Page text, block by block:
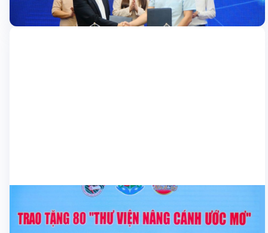
tác này tập trung vào triển khai các giải pháp tiên tiến trong lĩnh
vực Trí tuệ nhân tạo (AI) […]
15/01/2025
Nexta tài trợ 2 thư viện thông minh cho